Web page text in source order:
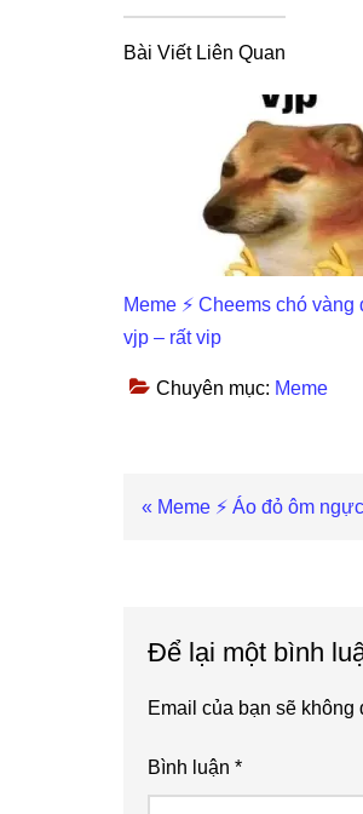
Bài Viết Liên Quan
Meme ⚡ Cheems chó
vjp – rất vip
Chuyên mục: Meme
Previous
« Meme ⚡ Áo đỏ ôm
Để lại một bình
Email của bạn sẽ
Bình luận *